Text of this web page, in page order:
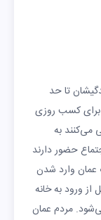
تا حد
برای کسب روزی
می‌کنند به
حضور دارند
عمان وارد شدن
ورود به خانه
مردم عمان